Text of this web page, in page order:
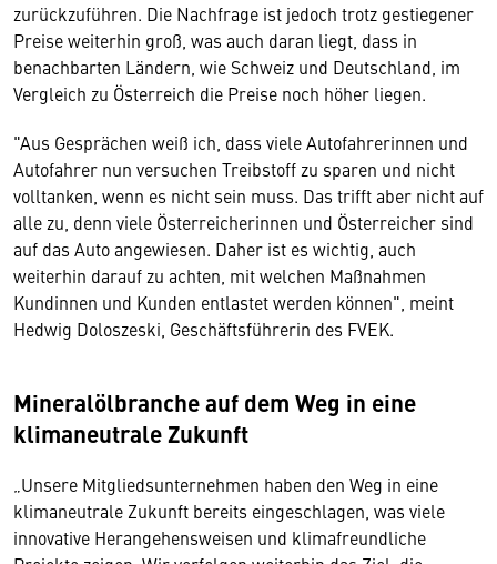
zurückzuführen. Die Nachfrage ist jedoch trotz gestiegener
Preise weiterhin groß, was auch daran liegt, dass in
benachbarten Ländern, wie Schweiz und Deutschland, im
Vergleich zu Österreich die Preise noch höher liegen.
"Aus Gesprächen weiß ich, dass viele Autofahrerinnen und
Autofahrer nun versuchen Treibstoff zu sparen und nicht
volltanken, wenn es nicht sein muss. Das trifft aber nicht auf
alle zu, denn viele Österreicherinnen und Österreicher sind
auf das Auto angewiesen. Daher ist es wichtig, auch
weiterhin darauf zu achten, mit welchen Maßnahmen
Kundinnen und Kunden entlastet werden können", meint
Hedwig Doloszeski, Geschäftsführerin des FVEK.
Mineralölbranche auf dem Weg in eine
klimaneutrale Zukunft
„Unsere Mitgliedsunternehmen haben den Weg in eine
klimaneutrale Zukunft bereits eingeschlagen, was viele
innovative Herangehensweisen und klimafreundliche